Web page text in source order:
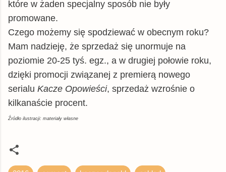
które w żaden specjalny sposób nie były
promowane.
Czego możemy się spodziewać w obecnym roku?
Mam nadzieję, że sprzedaż się unormuje na
poziomie 20-25 tyś. egz., a w drugiej połowie roku,
dzięki promocji związanej z premierą nowego
serialu Kacze Opowieści, sprzedaż wzrośnie o
kilkanaście procent.
Źródło ilustracji: materiały własne